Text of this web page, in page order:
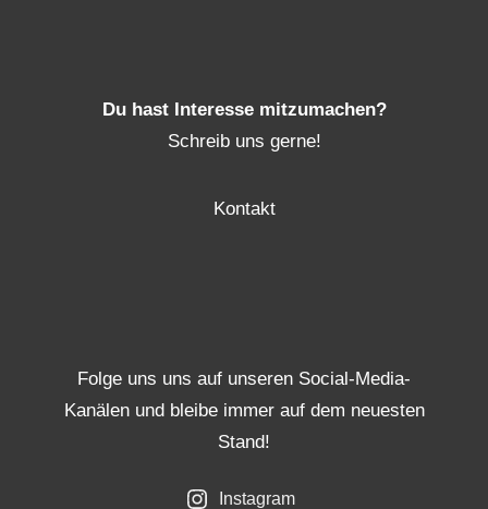
Du hast Interesse mitzumachen?
Schreib uns gerne!
Kontakt
Folge uns uns auf unseren Social-Media-
Kanälen und bleibe immer auf dem neuesten
Stand!
Instagram